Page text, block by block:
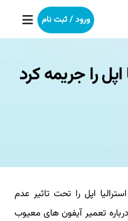
ورود / ثبت نام
اپل را جریمه كرد
اپل را تحت تاثیر عدم
تعمیر آیفون های معیوب